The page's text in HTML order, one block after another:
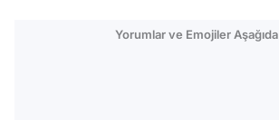
Yorumlar ve Emojiler Aşağıda